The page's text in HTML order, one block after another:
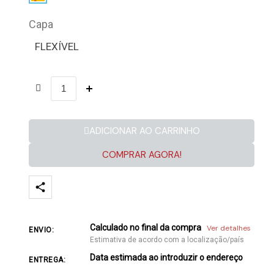
Capa
FLEXÍVEL
ADICIONAR AO CARRINHO
COMPRAR AGORA!
ENVIO: Calculado no final da compra Ver detalhes
Estimativa de acordo com a localização/país
ENTREGA: Data estimada ao introduzir o endereço